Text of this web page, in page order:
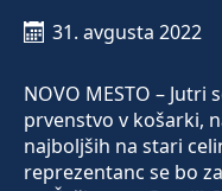
31. avgusta 2022
NOVO MESTO – Jutri
prvenstvo v košarki,
najboljših na stari
reprezentanc se bo